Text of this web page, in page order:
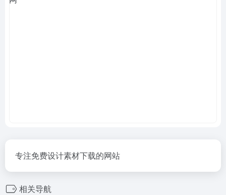
专注免费设计素材下载的网站
相关导航